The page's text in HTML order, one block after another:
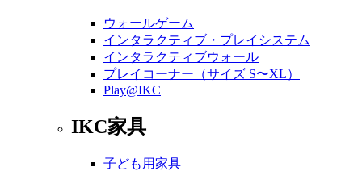
ウォールゲーム
インタラクティブ・プレイシステム
インタラクティブウォール
プレイコーナー（サイズ S〜XL）
Play@IKC
IKC家具
子ども用家具